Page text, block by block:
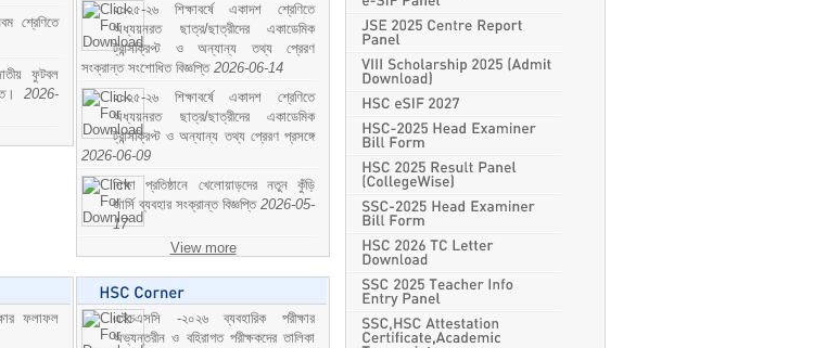
শ্রেণিতে
ফুটবল
2026-
২০২৫-২৬ শিক্ষাবর্ষে একাদশ শ্রেণিতে
অধ্যয়নরত ছাত্র/ছাত্রীদের একাডেমিক
ট্রান্সক্রিপ্ট ও অন্যান্য তথ্য প্রেরণ
সংক্রান্ত সংশোধিত বিজ্ঞপ্তি 2026-06-14
২০২৫-২৬ শিক্ষাবর্ষে একাদশ শ্রেণিতে
অধ্যয়নরত ছাত্র/ছাত্রীদের একাডেমিক
ট্রান্সক্রিপ্ট ও অন্যান্য তথ্য প্রেরণ প্রসঙ্গে
2026-06-09
শিক্ষা প্রতিষ্ঠানে খেলোয়াড়দের নতুন কুঁড়ি
জার্সি ব্যবহার সংক্রান্ত বিজ্ঞপ্তি 2026-05-
17
View more
ফলাফল
এইচএসসি -২০২৬ ব্যবহারিক পরীক্ষার
অভ্যন্তরীন ও বহিরাগত পরীক্ষকদের তালিকা